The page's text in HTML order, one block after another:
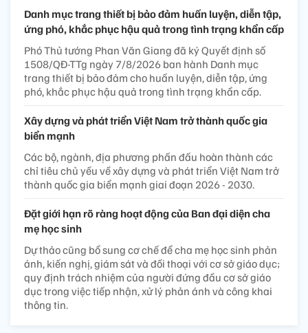
Danh mục trang thiết bị bảo đảm huấn luyện, diễn tập,
ứng phó, khắc phục hậu quả trong tình trạng khẩn cấp
Phó Thủ tướng Phan Văn Giang đã ký Quyết định số
1508/QĐ-TTg ngày 7/8/2026 ban hành Danh mục
trang thiết bị bảo đảm cho huấn luyện, diễn tập, ứng
phó, khắc phục hậu quả trong tình trạng khẩn cấp.
Xây dựng và phát triển Việt Nam trở thành quốc gia
biển mạnh
Các bộ, ngành, địa phương phấn đấu hoàn thành các
chỉ tiêu chủ yếu về xây dựng và phát triển Việt Nam trở
thành quốc gia biển mạnh giai đoạn 2026 - 2030.
Đặt giới hạn rõ ràng hoạt động của Ban đại diện cha
mẹ học sinh
Dự thảo cũng bổ sung cơ chế để cha mẹ học sinh phản
ánh, kiến nghị, giám sát và đối thoại với cơ sở giáo dục;
quy định trách nhiệm của người đứng đầu cơ sở giáo
dục trong việc tiếp nhận, xử lý phản ánh và công khai
thông tin.